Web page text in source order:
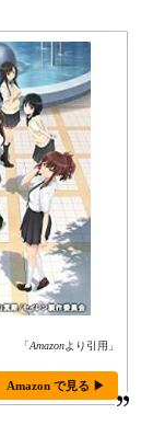
「Amazonより引用」
Amazon で見る ▶